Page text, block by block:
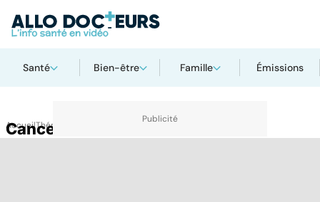
Santé Bien-être Famille Émissions
AccueilThématiques
Cancer du sein